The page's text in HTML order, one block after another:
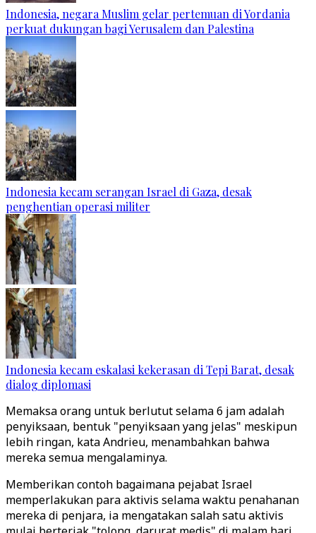
Indonesia, negara Muslim gelar pertemuan di Yordania
perkuat dukungan bagi Yerusalem dan Palestina
Indonesia kecam serangan Israel di Gaza, desak
penghentian operasi militer
Indonesia kecam eskalasi kekerasan di Tepi Barat, desak
dialog diplomasi
Memaksa orang untuk berlutut selama 6 jam adalah
penyiksaan, bentuk "penyiksaan yang jelas" meskipun
lebih ringan, kata Andrieu, menambahkan bahwa
mereka semua mengalaminya.
Memberikan contoh bagaimana pejabat Israel
memperlakukan para aktivis selama waktu penahanan
mereka di penjara, ia mengatakan salah satu aktivis